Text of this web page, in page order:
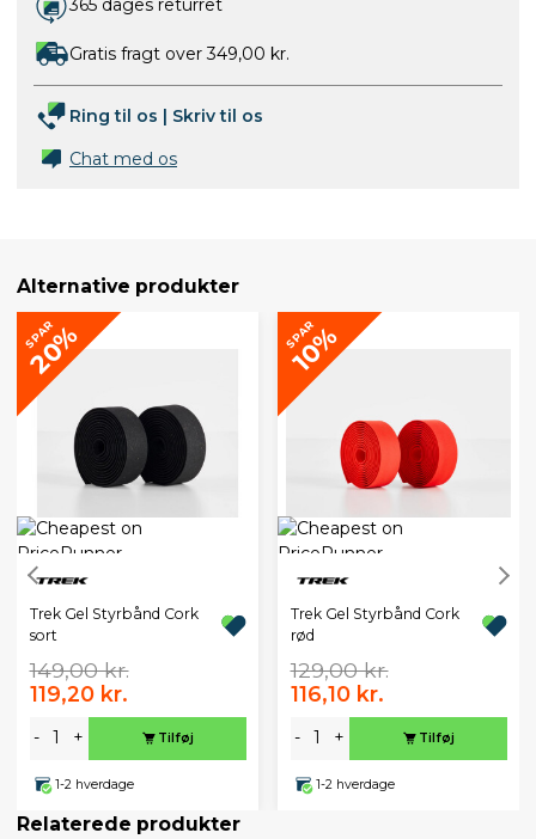
365 dages returret
Gratis fragt over 349,00 kr.
Ring til os | Skriv til os
Chat med os
Alternative produkter
SPAR
20%
Trek Gel Styrbånd Cork
sort
149,00 kr.
119,20 kr.
- + Tilføj
1-2 hverdage
SPAR
10%
Trek Gel Styrbånd Cork
rød
129,00 kr.
116,10 kr.
- + Tilføj
1-2 hverdage
Relaterede produkter